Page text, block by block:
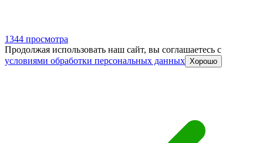
1344 просмотра
Продолжая использовать наш сайт, вы соглашаетесь c
условиями обработки персональных данных Хорошо